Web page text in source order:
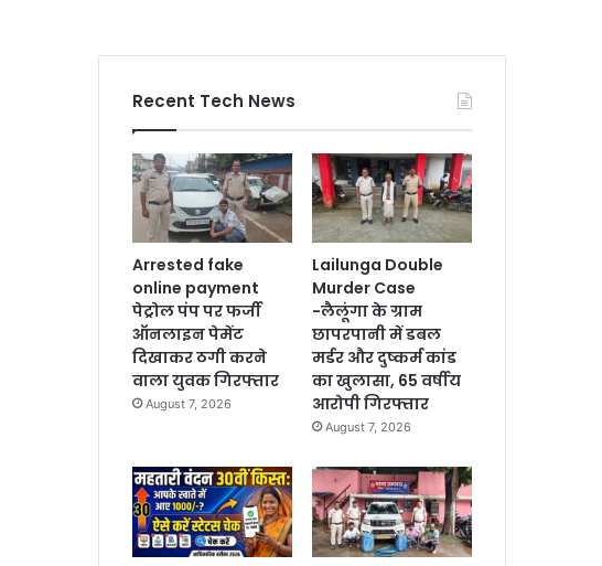
Recent Tech News
Arrested fake
online payment
पेट्रोल पंप पर फर्जी
ऑनलाइन पेमेंट
दिखाकर ठगी करने
वाला युवक गिरफ्तार
August 7, 2026
Lailunga Double
Murder Case
-लैलूंगा के ग्राम
छापरपानी में डबल
मर्डर और दुष्कर्म कांड
का खुलासा, 65 वर्षीय
आरोपी गिरफ्तार
August 7, 2026